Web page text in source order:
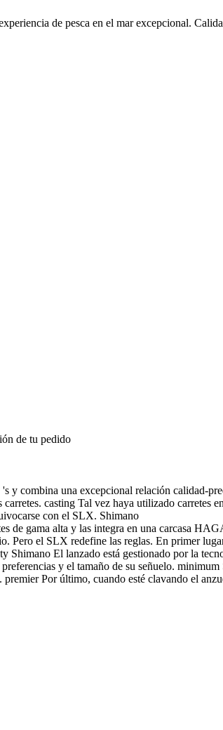
de pesca en el mar excepcional.
de tu pedido
y combina una excepcional relación calidad-
casting Tal vez haya utilizado carretes
con el SLX. Shimano
de gama alta y las integra en una carcasa
Pero el SLX redefine las reglas. En primer
El lanzado está gestionado por la
y el tamaño de su señuelo.
Por último, cuando esté clavando el